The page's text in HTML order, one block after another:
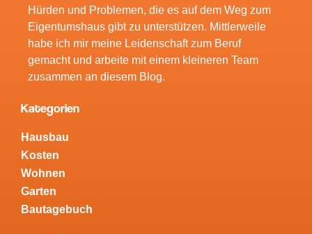
Hürden und Problemen, die es auf dem Weg zum
Eigentumshaus gibt zu unterstützen. Mittlerweile
habe ich mir meine Leidenschaft zum Beruf
gemacht und arbeite mit einem kleineren Team
zusammen an diesem Blog.
Kategorien
Hausbau
Kosten
Wohnen
Garten
Bautagebuch